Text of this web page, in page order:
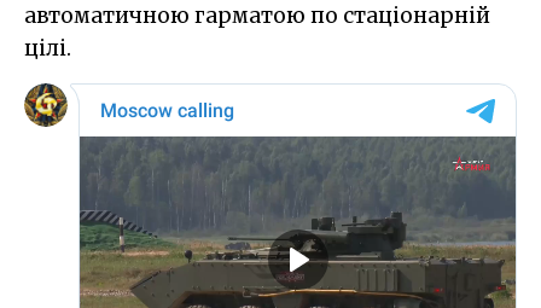
автоматичною гарматою по стаціонарній
цілі.